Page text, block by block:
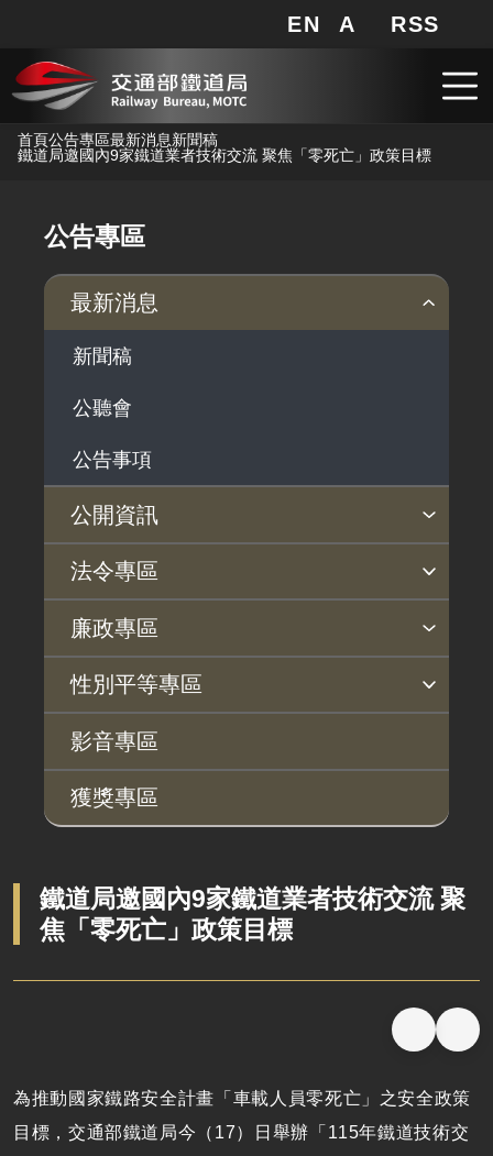
跳到主要內容
網站地圖
EN A 局長信箱
RSS
首頁公告專區最新消息新聞稿
鐵道局邀國內9家鐵道業者技術交流 聚焦「零死亡」政策目標
公告專區
最新消息
新聞稿
公聽會
公告事項
公開資訊
主動公開政府資訊專區
法律及法規命令
解釋性規定及裁量基準
政府機關資訊
行政指導有關文書
施政計畫、業務統計及研究報告
支付或接受之補助
政策宣導廣告支出
個人資料保護專區
Open Data專區
出版品專區
雙語詞彙專區
生態檢核專區
用地取得行政透明專區
用地公告
用地法規
徵收案件資訊
臺鐵局撥入資產債務基金專區
法令專區
法令查詢
解釋性規定及裁量基準
法令英譯徵集意見專區
訴願文件下載
相關實務判解
相關網站資源
廉政專區
揭弊者保護專區
廉政訊息
利益衝突迴避園地
公務員廉政倫理規範
公職人員財產申報園地
廉政檢舉管道
桃地計畫廉政平臺專網
桃地計畫
廉政平臺
啟動儀式及交流座談會
定期聯繫會議
廉政體系
性別平等專區
性別平等工作小組
宣傳事項
性別平等推動計畫
性別平等統計分析
性別平等影響評估
性騷擾防治
相關網站
影音專區
獲獎專區
鐵道局邀國內9家鐵道業者技術交流 聚
焦「零死亡」政策目標
為推動國家鐵路安全計畫「車載人員零死亡」之安全政策
目標，交通部鐵道局今（17）日舉辦「115年鐵道技術交